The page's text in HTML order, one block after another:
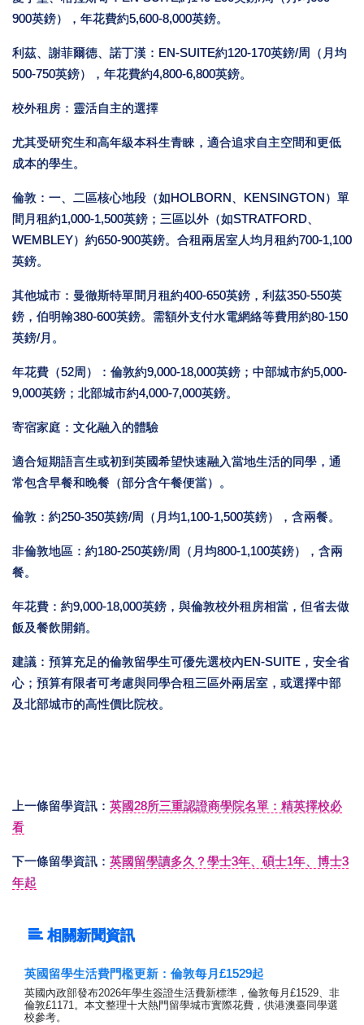
900英鎊），年花費約5,600-8,000英鎊。
利茲、謝菲爾德、諾丁漢：EN-SUITE約120-170英鎊/周（月均
500-750英鎊），年花費約4,800-6,800英鎊。
校外租房：靈活自主的選擇
尤其受研究生和高年級本科生青睞，適合追求自主空間和更低
成本的學生。
倫敦：一、二區核心地段（如HOLBORN、KENSINGTON）單
間月租約1,000-1,500英鎊；三區以外（如STRATFORD、
WEMBLEY）約650-900英鎊。合租兩居室人均月租約700-1,100
英鎊。
其他城市：曼徹斯特單間月租約400-650英鎊，利茲350-550英
鎊，伯明翰380-600英鎊。需額外支付水電網絡等費用約80-150
英鎊/月。
年花費（52周）：倫敦約9,000-18,000英鎊；中部城市約5,000-
9,000英鎊；北部城市約4,000-7,000英鎊。
寄宿家庭：文化融入的體驗
適合短期語言生或初到英國希望快速融入當地生活的同學，通
常包含早餐和晚餐（部分含午餐便當）。
倫敦：約250-350英鎊/周（月均1,100-1,500英鎊），含兩餐。
非倫敦地區：約180-250英鎊/周（月均800-1,100英鎊），含兩
餐。
年花費：約9,000-18,000英鎊，與倫敦校外租房相當，但省去做
飯及餐飲開銷。
建議：預算充足的倫敦留學生可優先選校內EN-SUITE，安全省
心；預算有限者可考慮與同學合租三區外兩居室，或選擇中部
及北部城市的高性價比院校。
上一條留學資訊： 英國28所三重認證商學院名單：精英擇校必
看
下一條留學資訊： 英國留學讀多久？學士3年、碩士1年、博士3
年起
相關新聞資訊
英國留學生活費門檻更新：倫敦每月£1529起
英國內政部發布2026年學生簽證生活費新標準，倫敦每月£1529、非
倫敦£1171。本文整理十大熱門留學城市實際花費，供港澳臺同學選
校參考。